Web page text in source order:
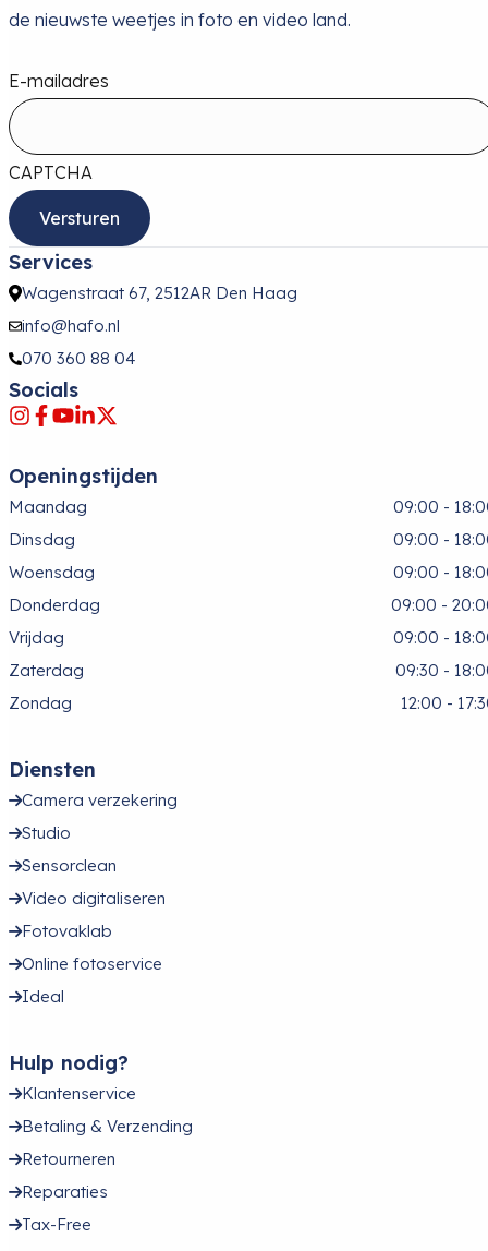
de nieuwste weetjes in foto en video land.
E-mailadres
CAPTCHA
Services
Wagenstraat 67, 2512AR Den Haag
info@hafo.nl
070 360 88 04
Socials
Openingstijden
Maandag
09:00 -
Dinsdag
09:00 -
Woensdag
09:00 -
Donderdag
09:00 -
Vrijdag
09:00 -
Zaterdag
09:30 -
Zondag
12:00 -
Diensten
Camera verzekering
Studio
Sensorclean
Video digitaliseren
Fotovaklab
Online fotoservice
Ideal
Hulp nodig?
Klantenservice
Betaling & Verzending
Retourneren
Reparaties
Tax-Free